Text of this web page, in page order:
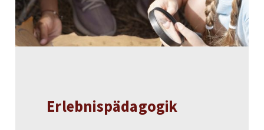
Erlebnispädagogik